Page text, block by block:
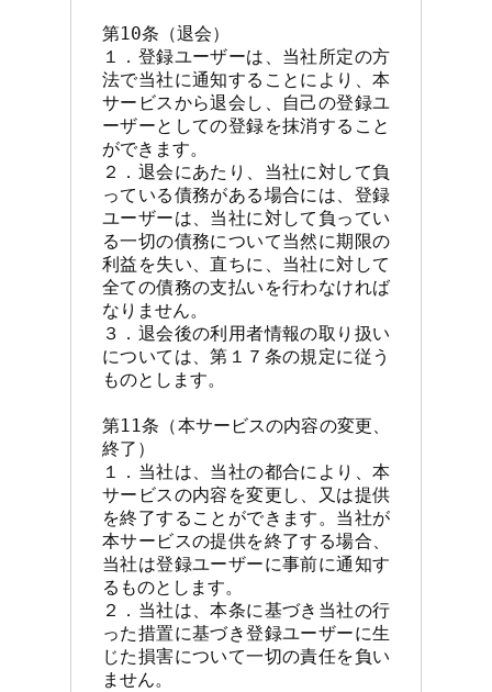
第10条（退会）
１．登録ユーザーは、当社所定の方
法で当社に通知することにより、本
サービスから退会し、自己の登録ユ
ーザーとしての登録を抹消すること
ができます。
２．退会にあたり、当社に対して負
っている債務がある場合には、登録
ユーザーは、当社に対して負ってい
る一切の債務について当然に期限の
利益を失い、直ちに、当社に対して
全ての債務の支払いを行わなければ
なりません。
３．退会後の利用者情報の取り扱い
については、第１７条の規定に従う
ものとします。
第11条（本サービスの内容の変更、
終了）
１．当社は、当社の都合により、本
サービスの内容を変更し、又は提供
を終了することができます。当社が
本サービスの提供を終了する場合、
当社は登録ユーザーに事前に通知す
るものとします。
２．当社は、本条に基づき当社の行
った措置に基づき登録ユーザーに生
じた損害について一切の責任を負い
ません。